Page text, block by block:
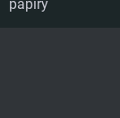
papíry